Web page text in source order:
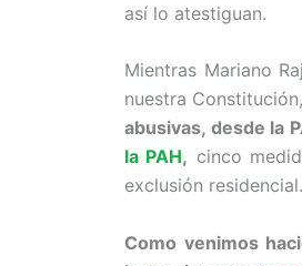
así lo atestiguan.
Mientras Mariano
nuestra
abusivas, desde la
la PAH, cinco
exclusión residencial.
Como venimos